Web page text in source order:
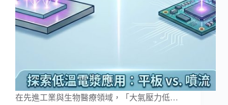
在先進工業與生物醫療領域，「大氣壓力低…